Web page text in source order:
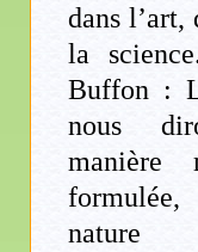
dans l’art,
la
Buffon :
nous
manière
nature